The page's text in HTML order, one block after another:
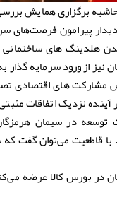
برگزاری همایش
پیرامون فرصت‌های
هلدینگ های
از ورود سرمایه
مشارکت های اقتصادی
نزدیک اتفاقات
در سیمان
قاطعیت می‌توان گفت
در بورس کالا عرضه